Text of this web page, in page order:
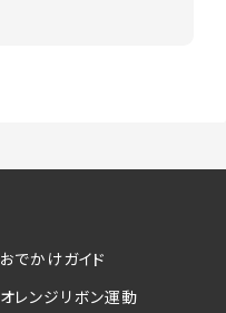
おでかけガイド
オレンジリボン運動